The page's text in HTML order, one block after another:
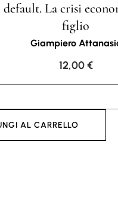
La crisi
figlio
Giampiero
12,00€
AL CARRELLO